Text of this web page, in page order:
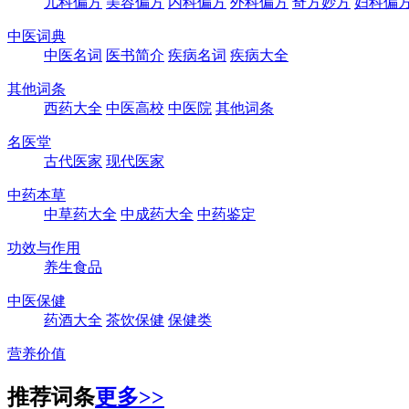
中医词典
中医名词 医书简介 疾病名词 疾病大全
其他词条
西药大全 中医高校 中医院 其他词条
名医堂
古代医家 现代医家
中药本草
中草药大全 中成药大全 中药鉴定
功效与作用
养生食品
中医保健
药酒大全 茶饮保健 保健类
营养价值
推荐词条更多>>